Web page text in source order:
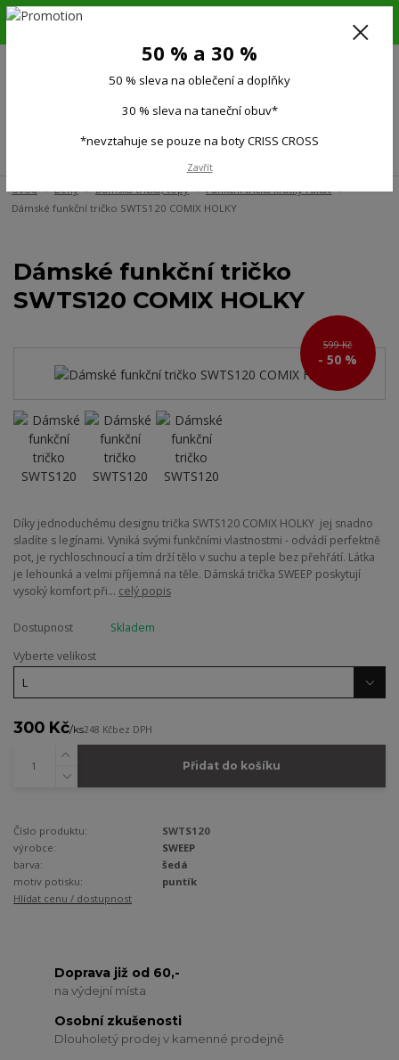
6.-16.8.26. DOVOLENÁ !!! 50 % SLEVA na všechno oblečení a doplňky !!!
(Po-Pá 9:00-15.00)
Úvod Ženy Dámská trička, topy
Funkční trička krátký rukáv
Dámské funkční tričko SWTS120 COMIX HOLKY
Dámské funkční tričko
SWTS120 COMIX HOLKY
599 Kč
- 50 %
Díky jednoduchému designu trička SWTS120 COMIX HOLKY jej snadno
sladíte s legínami. Vyniká svými funkčními vlastnostmi - odvádí perfektně
pot, je rychloschnoucí a tím drží tělo v suchu a teple bez přehřátí. Látka
je lehounká a velmi příjemná na těle. Dámská trička SWEEP poskytují
vysoký komfort při... celý popis
Dostupnost
Skladem
Vyberte velikost
300 Kč/ks248 Kčbez DPH
Přidat do košíku
Číslo produktu:
SWTS120
výrobce:
SWEEP
barva:
šedá
motiv potisku:
puntík
Hlídat cenu / dostupnost
Doprava již od 60,-
na výdejní místa
Osobní zkušenosti
Dlouholetý prodej v kamenné prodejně
50 % a 30 %
50 % sleva na oblečení a doplňky
30 % sleva na taneční obuv*
*nevztahuje se pouze na boty CRISS CROSS
Zavřít